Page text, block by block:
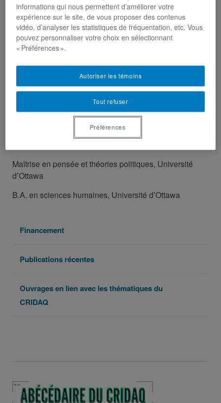
Spécialités
Théorie et philosophie politiques – Enjeux éthiques et
éthiques contemporaines– Citoyenneté, démocratie et
identité collective.
Formation académique
Ph.D. science politique, Université du Québec à
Maîtrise en pensée et théories politiques, Université
d’Ottawa
B.A. en sciences humaines, Université d’Ottawa
Financement
Publications récentes
Ouvrages en lien avec les thématiques du
CRIDAQ
informations qui nous permettent d’améliorer votre
expérience sur le site, de vous proposer des contenus
vidéo, d’analyser les statistiques de fréquentation, etc. Vous
pouvez personnaliser votre choix en sélectionnant
« Préférences ».
Tout refuser
Autoriser les témoins
Préférences